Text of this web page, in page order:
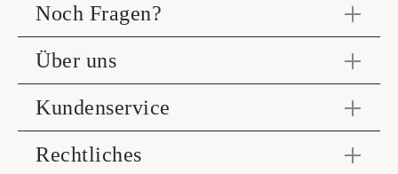
Noch Fragen?
Über uns
Kundenservice
Rechtliches